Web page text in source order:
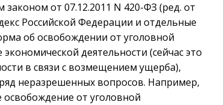
от 07.12.2011 N 420-ФЗ (ред. от
Российской Федерации и отдельные
об освобождении от уголовной
деятельности (сейчас это
в связи с возмещением ущерба),
неразрешенных вопросов. Например,
от уголовной